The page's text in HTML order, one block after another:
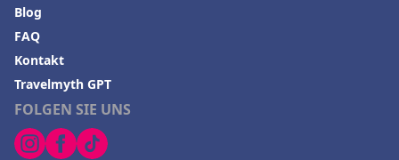
FOLGEN SIE UNS
Blog
FAQ
Kontakt
Travelmyth GPT